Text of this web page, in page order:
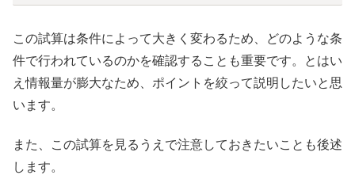
この試算は条件によって大きく変わるため、どのような条
件で行われているのかを確認することも重要です。とはい
え情報量が膨大なため、ポイントを絞って説明したいと思
います。
また、この試算を見るうえで注意しておきたいことも後述
します。